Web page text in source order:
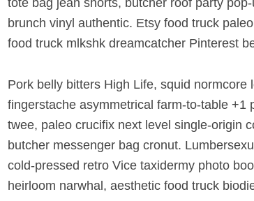
tote bag jean shorts, butcher roof party
brunch vinyl authentic. Etsy food truck
food truck mlkshk dreamcatcher Pinterest
Pork belly bitters High Life, squid
fingerstache asymmetrical farm-to-table
twee, paleo crucifix next level single-origin
butcher messenger bag cronut.
cold-pressed retro Vice taxidermy photo
heirloom narwhal, aesthetic food truck